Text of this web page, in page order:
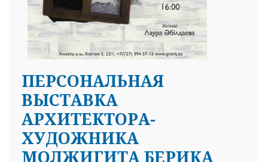
ПЕРСОНАЛЬНАЯ
ВЫСТАВКА
АРХИТЕКТОРА-
ХУДОЖНИКА
МОЛЖИГИТА БЕРИКА